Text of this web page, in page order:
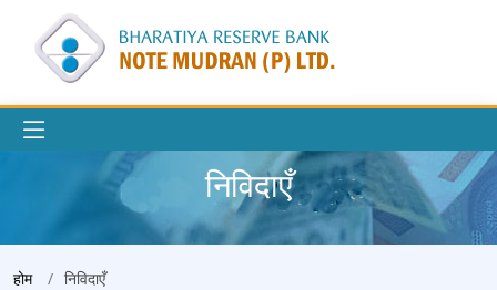
निविदाएँ
होम निविदाएँ